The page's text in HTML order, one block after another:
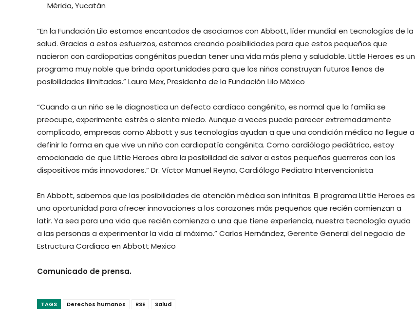
Mérida, Yucatán
“En la Fundación Lilo estamos encantados de asociarnos con Abbott, líder mundial en tecnologías de la
salud. Gracias a estos esfuerzos, estamos creando posibilidades para que estos pequeños que
nacieron con cardiopatías congénitas puedan tener una vida más plena y saludable. Little Heroes es un
programa muy noble que brinda oportunidades para que los niños construyan futuros llenos de
posibilidades ilimitadas.” Laura Mex, Presidenta de la Fundación Lilo México
“Cuando a un niño se le diagnostica un defecto cardíaco congénito, es normal que la familia se
preocupe, experimente estrés o sienta miedo. Aunque a veces pueda parecer extremadamente
complicado, empresas como Abbott y sus tecnologías ayudan a que una condición médica no llegue a
definir la forma en que vive un niño con cardiopatía congénita. Como cardiólogo pediátrico, estoy
emocionado de que Little Heroes abra la posibilidad de salvar a estos pequeños guerreros con los
dispositivos más innovadores.” Dr. Víctor Manuel Reyna, Cardiólogo Pediatra Intervencionista
En Abbott, sabemos que las posibilidades de atención médica son infinitas. El programa Little Heroes es
una oportunidad para ofrecer innovaciones a los corazones más pequeños que recién comienzan a
latir. Ya sea para una vida que recién comienza o una que tiene experiencia, nuestra tecnología ayuda
a las personas a experimentar la vida al máximo.” Carlos Hernández, Gerente General del negocio de
Estructura Cardiaca en Abbott Mexico
Comunicado de prensa.
TAGS Derechos humanos RSE Salud